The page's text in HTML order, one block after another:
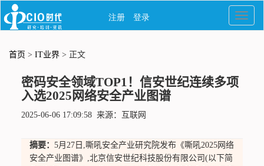
首页 > IT业界 > 正文
密码安全领域TOP1！信安世纪连续多项
入选2025网络安全产业图谱
2025-06-06 17:09:58 来源：互联网
摘要： 5月27日,嘶吼安全产业研究院发布《嘶吼2025网络
安全产业图谱》,北京信安世纪科技股份有限公司(以下简